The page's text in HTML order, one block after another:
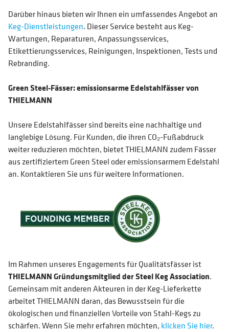
Darüber hinaus bieten wir Ihnen ein umfassendes Angebot an
Keg-Dienstleistungen. Dieser Service besteht aus Keg-
Wartungen, Reparaturen, Anpassungsservices,
Etikettierungsservices, Reinigungen, Inspektionen, Tests und
Rebranding.
Green Steel-Fässer: emissionsarme Edelstahlfässer von
THIELMANN
Unsere Edelstahlfässer sind bereits eine nachhaltige und
langlebige Lösung. Für Kunden, die ihren CO₂-Fußabdruck
weiter reduzieren möchten, bietet THIELMANN zudem Fässer
aus zertifiziertem Green Steel oder emissionsarmem Edelstahl
an. Kontaktieren Sie uns für weitere Informationen.
Im Rahmen unseres Engagements für Qualitätsfässer ist
THIELMANN Gründungsmitglied der Steel Keg Association.
Gemeinsam mit anderen Akteuren in der Keg-Lieferkette
arbeitet THIELMANN daran, das Bewusstsein für die
ökologischen und finanziellen Vorteile von Stahl-Kegs zu
schärfen. Wenn Sie mehr erfahren möchten, klicken Sie hier.